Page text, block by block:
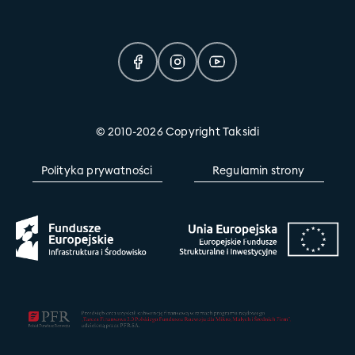
© 2010-2026 Copyright Taksidi
Polityka prywatności Regulamin strony